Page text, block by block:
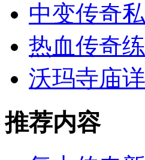
中变传奇
热血传奇
沃玛寺庙
推荐内容